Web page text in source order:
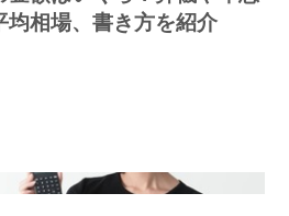
均相場、書き方を紹介